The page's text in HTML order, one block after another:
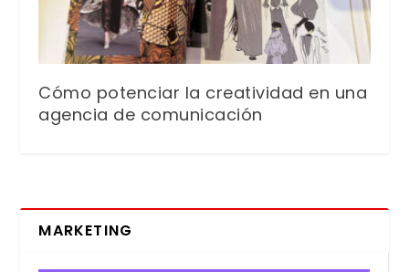
Cómo potenciar la creatividad en una
agencia de comunicación
MARKETING